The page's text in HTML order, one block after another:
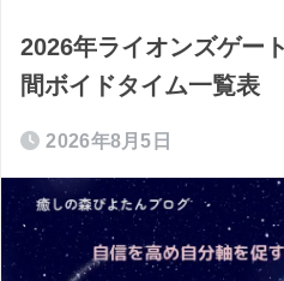
2026年ライオンズゲー
間ボイドタイム一覧表
2026年8月5日